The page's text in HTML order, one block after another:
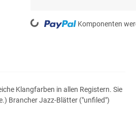
Loading... Komponenten
Klangfarben in allen Registern. Sie
Brancher Jazz-Blätter ("unfiled")